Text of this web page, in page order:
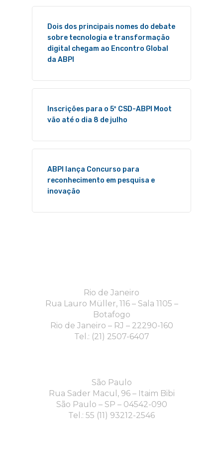
Dois dos principais nomes do debate
sobre tecnologia e transformação
digital chegam ao Encontro Global
da ABPI
Inscrições para o 5º CSD-ABPI Moot
vão até o dia 8 de julho
ABPI lança Concurso para
reconhecimento em pesquisa e
inovação
Rio de Janeiro
Rua Lauro Müller, 116 – Sala 1105 –
Botafogo
Rio de Janeiro – RJ – 22290-160
Tel.: (21) 2507-6407
São Paulo
Rua Sader Macul, 96 – Itaim Bibi
São Paulo – SP – 04542-090
Tel.: 55 (11) 93212-2546